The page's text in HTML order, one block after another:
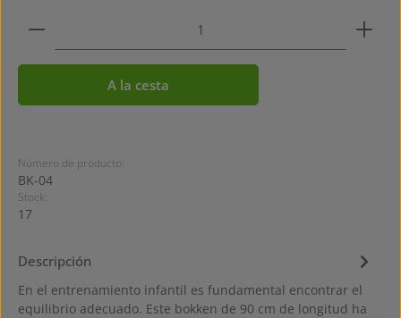
Cantidad del producto: introduce la cantidad
A la cesta
Número de producto:
BK-04
Stock:
17
Descripción
En el entrenamiento infantil es fundamental encontrar el
equilibrio adecuado. Este bokken de 90 cm de longitud ha